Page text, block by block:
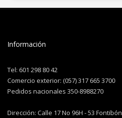
Información
Tel: 601 298 80 42
Comercio exterior: (057) 317 665 3700
Pedidos nacionales 350-8988270
Dirección: Calle 17 No 96H - 53 Fontibón